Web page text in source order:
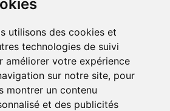
utilisons des cookies et
technologies de suivi
améliorer votre expérience
sur notre site, pour
montrer un contenu
et des publicités